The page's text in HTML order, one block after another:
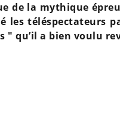
de la mythique
les téléspectateurs
" qu’il a bien voulu